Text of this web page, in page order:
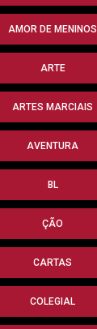
AMOR DE MENINOS
ARTE
ARTES MARCIAIS
AVENTURA
BL
ÇÃO
CARTAS
COLEGIAL